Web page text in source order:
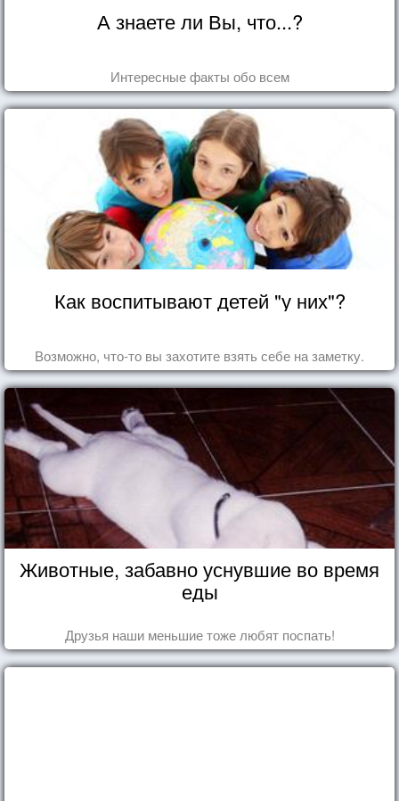
А знаете ли Вы, что...?
Интересные факты обо всем
Как воспитывают детей "у них"?
Возможно, что-то вы захотите взять себе на заметку.
Животные, забавно уснувшие во время
еды
Друзья наши меньшие тоже любят поспать!